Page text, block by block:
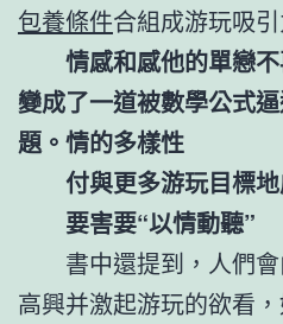
包養條件合組成游玩吸
情感和感他的單戀
變成了一道被數學公式
題。情的多樣性
付與更多游玩目標
要害要“以情動聽”
書中還提到，人們
高興并激起游玩的欲看